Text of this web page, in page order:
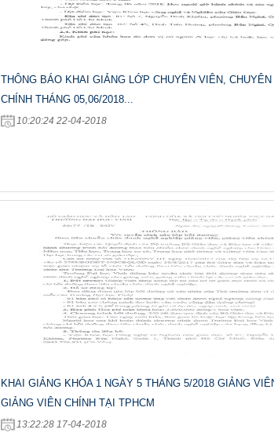
THÔNG BÁO KHAI GIẢNG LỚP CHUYÊN VIÊN,
CHÍNH THÁNG 05,06/2018...
10:20:24 22-04-2018
KHAI GIẢNG KHÓA 1 NGÀY 5 THÁNG 5/2018 GIẢNG
GIẢNG VIÊN CHÍNH TẠI TPHCM
13:22:28 17-04-2018